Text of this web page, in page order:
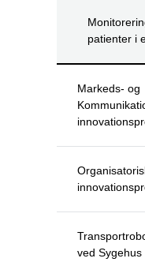
patienter i
Markeds- og
ved Sygehus